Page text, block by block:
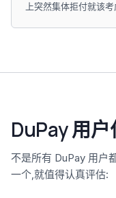
上突然集体拒付就该考
DuPay 用
不是所有 DuPay 用户
一个,就值得认真评估: